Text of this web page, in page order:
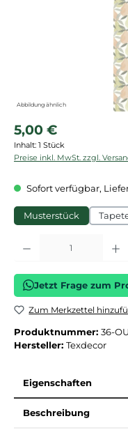
Abbildung ähnlich
Regulärer Preis:
5,00 €
Inhalt: 1 Stück
Preise inkl. MwSt. zzgl.
Sofort verfügbar,
Musterstück
Produkt Anzahl: Gib den
Jetzt Frage zum
Zum Merkzettel
Produktnummer: 36-
Hersteller: Texdecor
Eigenschaften
Beschreibung